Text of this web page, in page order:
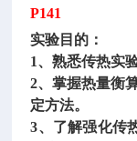
P141
实验目的：
1、熟悉传热实
2、掌握热量衡
定方法。
3、了解强化传